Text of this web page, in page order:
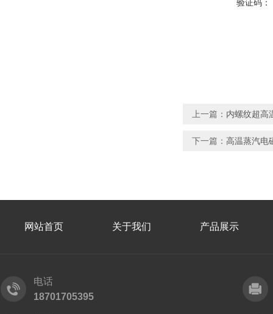
验证码：
上一篇： 内螺纹超高
下一篇： 高温蒸汽电
网站首页 关于我们 产品展示
电话
18701705395